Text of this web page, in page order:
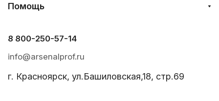
Помощь
8 800-250-57-14
info@arsenalprof.ru
г. Красноярск, ул.Башиловская,18, стр.69